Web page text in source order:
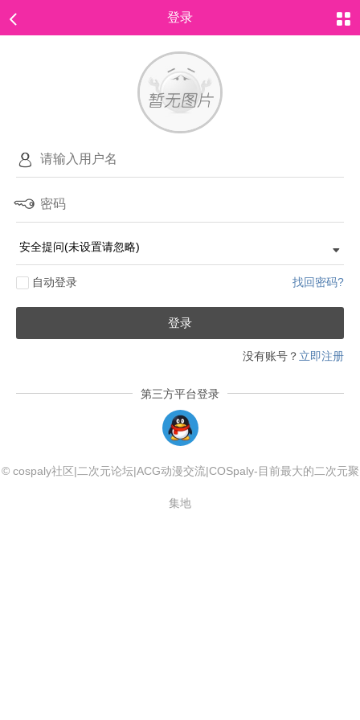
登录
自动登录 找回密码?
登录
没有账号？ 立即注册
第三方平台登录
© cospaly社区|二次元论坛|ACG动漫交流|COSpaly-目前最大的二次元聚
集地